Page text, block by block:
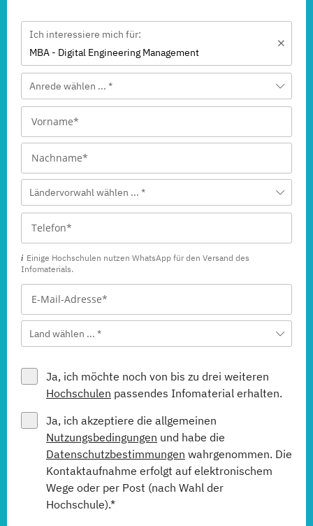
Ich interessiere mich für:
MBA - Digital Engineering Management
Anrede wählen ... *
Ländervorwahl wählen ... *
Einige Hochschulen nutzen WhatsApp für den Versand des
Infomaterials.
Land wählen ... *
Ja, ich möchte noch von bis zu drei weiteren
Hochschulen passendes Infomaterial erhalten.
Ja, ich akzeptiere die allgemeinen
Nutzungsbedingungen und habe die
Datenschutzbestimmungen wahrgenommen. Die
Kontaktaufnahme erfolgt auf elektronischem
Wege oder per Post (nach Wahl der
Hochschule).*